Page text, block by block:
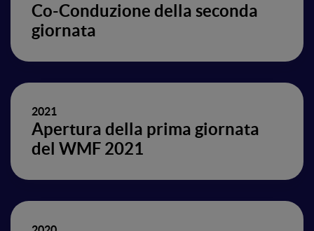
Co-Conduzione della seconda
giornata
2021
Apertura della prima giornata
del WMF 2021